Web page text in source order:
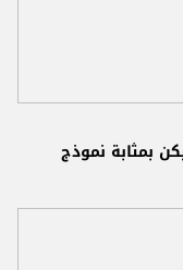
بمثابة نموذج